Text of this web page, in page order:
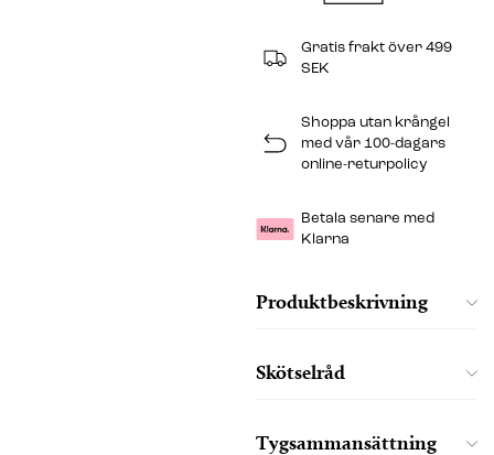
Gratis frakt över 499
SEK
Shoppa utan krångel
med vår 100-dagars
online-returpolicy
Betala senare med
Klarna
Produktbeskrivning
Skötselråd
Tygsammansättning